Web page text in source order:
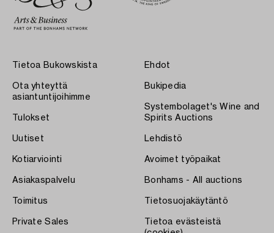
Tietoa Bukowskista
Ota yhteyttä
asiantuntijoihimme
Tulokset
Uutiset
Kotiarviointi
Asiakaspalvelu
Toimitus
Private Sales
Ehdot
Bukipedia
Systembolaget's Wine and
Spirits Auctions
Lehdistö
Avoimet työpaikat
Bonhams - All auctions
Tietosuojakäytäntö
Tietoa evästeistä